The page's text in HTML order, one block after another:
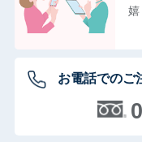
嬉
お電話でのご